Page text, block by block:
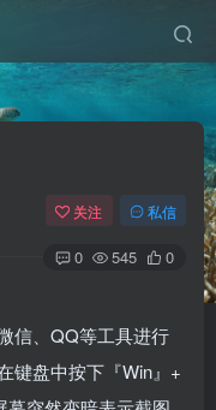
关注 私信
0 545 0
信、QQ等工具进行
键盘中按下『Win』+